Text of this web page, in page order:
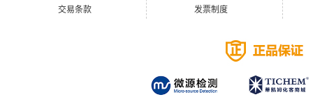
交易条款
发票制度